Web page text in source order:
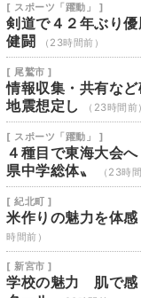
[ スポーツ「躍動」 ]
剣道で４２年ぶり
健闘
（23時間前）
[ 尾鷲市 ]
情報収集・共有な
地震想定し
（23時間前）
[ スポーツ「躍動」 ]
４種目で東海大会
県中学総体〟
（23時
[ 紀北町 ]
米作りの魅力を体
時間前）
[ 新宮市 ]
学校の魅力 肌で